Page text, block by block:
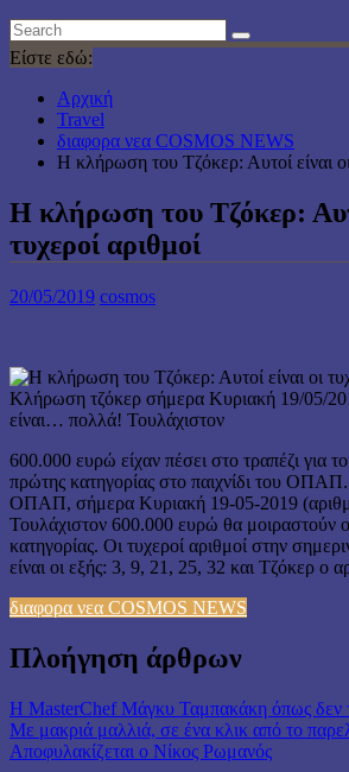
Είστε εδώ:
Αρχική
Travel
διαφορα νεα COSMOS NEWS
Η κλήρωση του Τζόκερ: Αυτοί είναι
Η κλήρωση του Τζόκερ:
τυχεροί αριθμοί
20/05/2019 cosmos
Κλήρωση τζόκερ σήμερα Κυριακή 19/05/
είναι… πολλά! Τουλάχιστον
600.000 ευρώ είχαν πέσει στο τραπέζι για
πρώτης κατηγορίας στο παιχνίδι του
ΟΠΑΠ, σήμερα Κυριακή 19-05-2019
Τουλάχιστον 600.000 ευρώ θα μοιραστούν
κατηγορίας. Οι τυχεροί αριθμοί στην
είναι οι εξής: 3, 9, 21, 25, 32 και Τζόκερ ο
διαφορα νεα COSMOS NEWS
Πλοήγηση άρθρων
Η ΜasterChef Mάγκυ Ταμπακάκη όπως δεν
Με μακριά μαλλιά, σε ένα κλικ από το
Αποφυλακίζεται ο Νίκος Ρωμανός